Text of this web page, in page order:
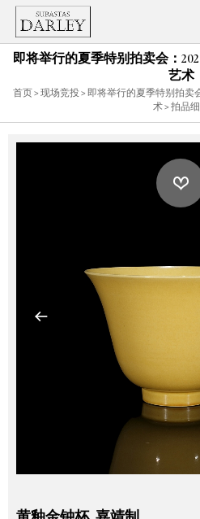
即将举行的夏季特别拍卖会：
艺术
首页> 现场竞投 > 即将举行的夏季特别拍卖
术> 拍品